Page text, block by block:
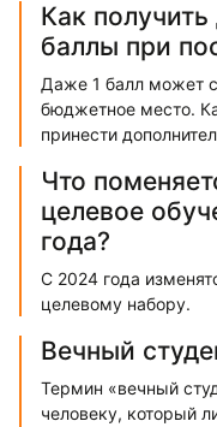
Как
баллы при
Даже 1 балл может
бюджетное место.
принести
Что
целевое
года?
С 2024 года
целевому набору.
Вечный
Термин «вечный
человеку, который